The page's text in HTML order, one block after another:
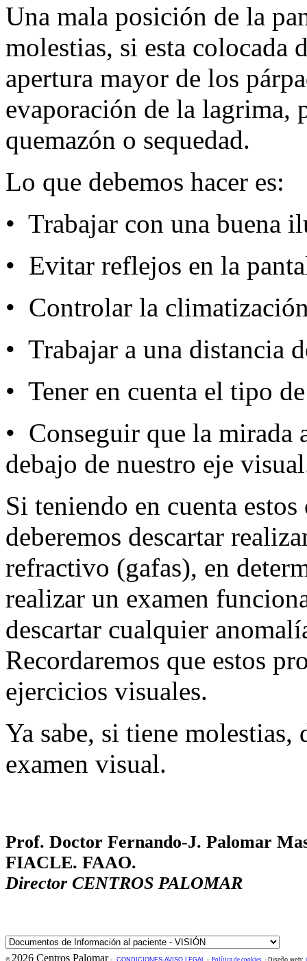
Una mala posición de la
molestias, si esta colocada
apertura mayor de los
evaporación de la lagrima,
quemazón o sequedad.
Lo que debemos hacer es:
• Trabajar con una buena
• Evitar reflejos en la
• Controlar la
• Trabajar a una distancia
• Tener en cuenta el tipo
• Conseguir que la mirada
debajo de nuestro eje
Si teniendo en cuenta
deberemos descartar
refractivo (gafas), en
realizar un examen
descartar cualquier
Recordaremos que estos
ejercicios visuales.
Ya sabe, si tiene molestias,
examen visual.
Prof. Doctor Fernando-J. Palomar
FIACLE. FAAO.
Director CENTROS PALOMAR
© 2026 Centros Palomar- CONDICIONES-AVISO LEGAL - Política de cookies - Diseño web: